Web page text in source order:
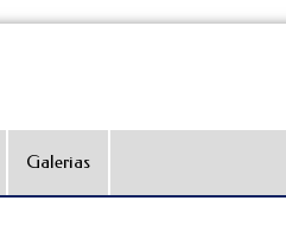
Galerias